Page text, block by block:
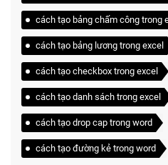
cách tạo bảng chấm công trong
cách tạo bảng lương trong excel
cách tạo checkbox trong excel
cách tạo danh sách trong excel
cách tạo drop cap trong word
cách tạo đường kẻ trong word